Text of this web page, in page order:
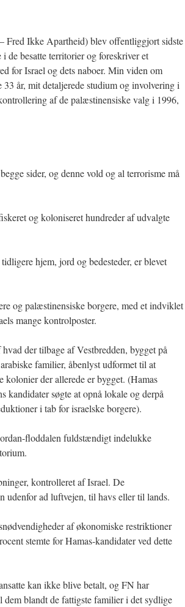
Fred Ikke Apartheid) blev offentliggjort sidste
de besatte territorier og foreskriver et
for Israel og dets naboer. Min viden om
33 år, mit detaljerede studium og involvering i
af de palæstinensiske valg i 1996,
sider, og denne vold og al terrorisme må
og koloniseret hundreder af udvalgte
hjem, jord og bedesteder, er blevet
og palæstinensiske borgere, med et indviklet
mange kontrolposter.
der tilbage af Vestbredden, bygget på
familier, åbenlyst udformet til at
kolonier der allerede er bygget. (Hamas
kandidater søgte at opnå lokale og derpå
i tab for israelske borgere).
floddalen fuldstændigt indelukke
kontrolleret af Israel. De
udenfor ad luftvejen, til havs eller til lands.
af økonomiske restriktioner
stemte for Hamas-kandidater ved dette
kan ikke blive betalt, og FN har
blandt de fattigste familier i det sydlige